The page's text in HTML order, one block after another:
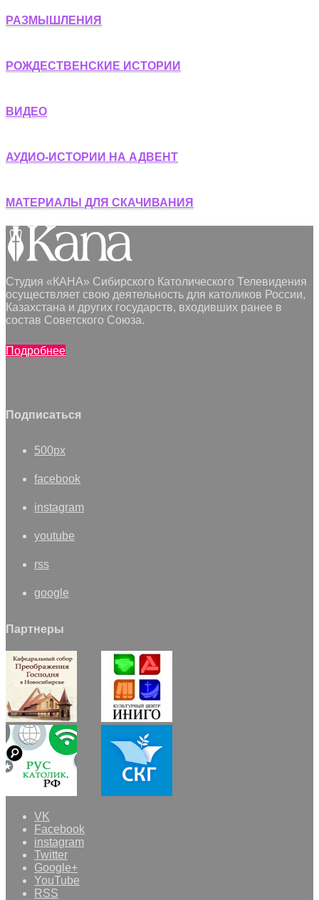
РАЗМЫШЛЕНИЯ
РОЖДЕСТВЕНСКИЕ ИСТОРИИ
ВИДЕО
АУДИО-ИСТОРИИ НА АДВЕНТ
МАТЕРИАЛЫ ДЛЯ СКАЧИВАНИЯ
Студия «КАНА» Сибирского Католического Телевидения
осуществляет свою деятельность для католиков России,
Казахстана и других государств, входивших ранее в
состав Советского Союза.
Подробнее
Подписаться
500px
facebook
instagram
youtube
rss
google
Партнеры
VK
Facebook
instagram
Twitter
Google+
YouTube
RSS